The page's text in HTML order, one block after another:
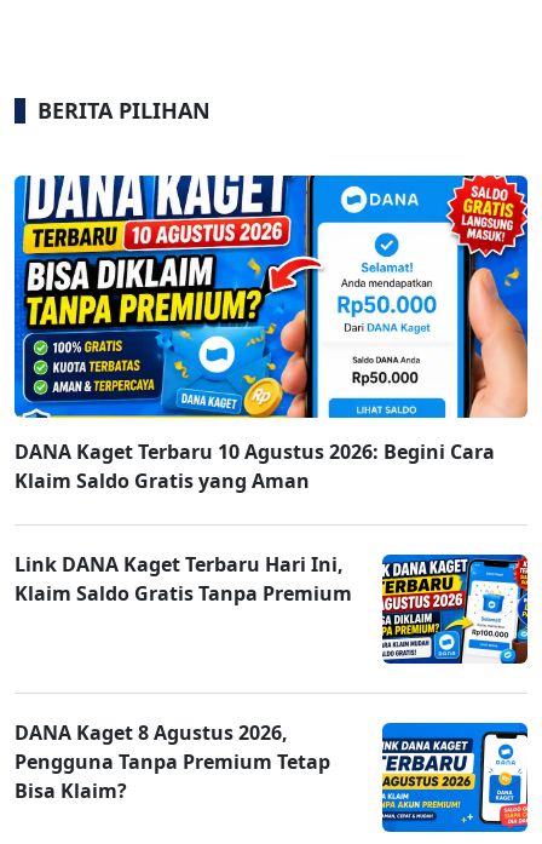
BERITA PILIHAN
DANA Kaget Terbaru 10 Agustus 2026: Begini Cara
Klaim Saldo Gratis yang Aman
Link DANA Kaget Terbaru Hari Ini,
Klaim Saldo Gratis Tanpa Premium
DANA Kaget 8 Agustus 2026,
Pengguna Tanpa Premium Tetap
Bisa Klaim?